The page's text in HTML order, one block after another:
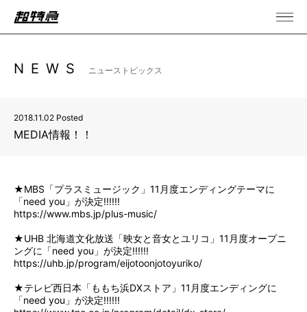
NEWS ニューストピックス
2018.11.02 Posted
MEDIA情報！！
★MBS「プラスミュージック」11月度エンディングテーマに
「need you」が決定!!!!!!
https://www.mbs.jp/plus-music/
★UHB 北海道文化放送「映女と音女とユリコ」11月度オープニ
ングに「need you」が決定!!!!!!
https://uhb.jp/program/eijotoonjotoyuriko/
★テレビ西日本「ももち浜DXストア」11月度エンディングに
「need you」が決定!!!!!!